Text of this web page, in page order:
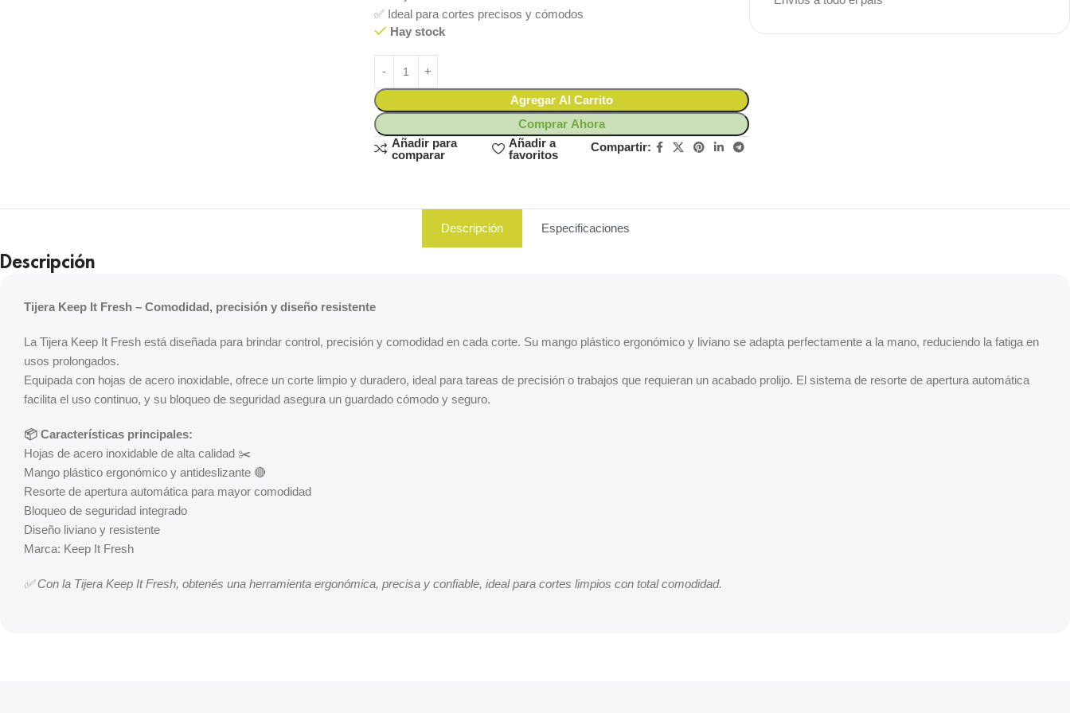
✅ Ideal para cortes precisos y cómodos
Hay stock
Agregar Al Carrito
Comprar Ahora
Añadir para
comparar
Añadir a
favoritos
Compartir:
Descripción Especificaciones
Descripción
Tijera Keep It Fresh – Comodidad, precisión y diseño resistente
La Tijera Keep It Fresh está diseñada para brindar control, precisión y comodidad en cada corte. Su mango plástico ergonómico y liviano se adapta perfectamente a la mano, reduciendo la fatiga en
usos prolongados.
Equipada con hojas de acero inoxidable, ofrece un corte limpio y duradero, ideal para tareas de precisión o trabajos que requieran un acabado prolijo. El sistema de resorte de apertura automática
facilita el uso continuo, y su bloqueo de seguridad asegura un guardado cómodo y seguro.
📦 Características principales:
Hojas de acero inoxidable de alta calidad ✂️
Mango plástico ergonómico y antideslizante 🔴
Resorte de apertura automática para mayor comodidad
Bloqueo de seguridad integrado
Diseño liviano y resistente
Marca: Keep It Fresh
✅ Con la Tijera Keep It Fresh, obtenés una herramienta ergonómica, precisa y confiable, ideal para cortes limpios con total comodidad.